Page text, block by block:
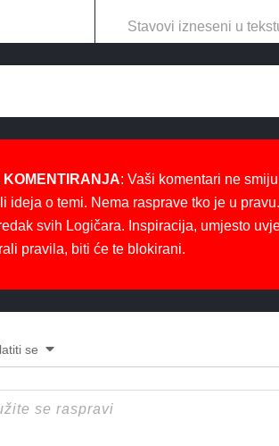
Stavovi izneseni u
KOMENTIRANJA: Vaši komentari ne
ideja o temi. Nema rasprave tko je u
svih Logičara. Inspiracija, umjesto
pravila, biti će te blokirani.
se